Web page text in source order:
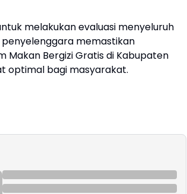
melakukan evaluasi menyeluruh
memastikan
Makan Bergizi Gratis di Kabupaten
optimal bagi masyarakat.